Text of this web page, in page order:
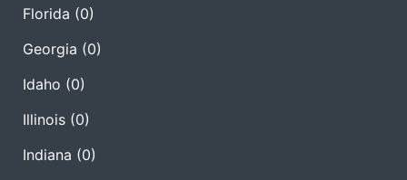
Florida (0)
Georgia (0)
Idaho (0)
Illinois (0)
Indiana (0)